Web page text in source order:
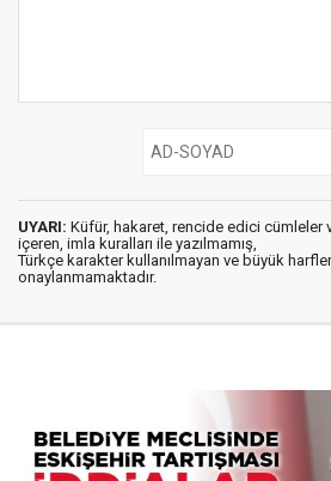
UYARI: Küfür, hakaret, rencide edici cümleler
içeren, imla kuralları ile yazılmamış,
Türkçe karakter kullanılmayan ve büyük
onaylanmamaktadır.